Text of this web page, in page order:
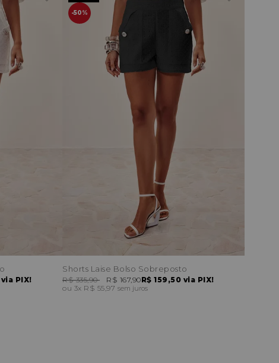
via PIX!
50%
Shorts Laise Bolso Sobreposto
R$ 159,50 via PIX!
R$ 335,90
R$ 167,90
3x R$ 55,97 sem juros